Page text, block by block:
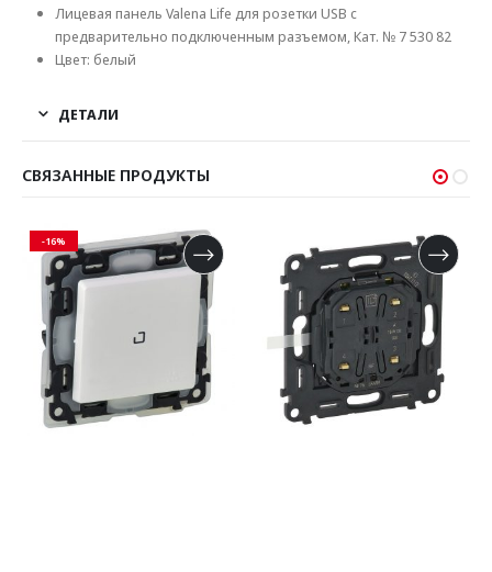
Лицевая панель Valena Life для розетки USB с
предварительно подключенным разъемом, Кат. № 7 530 82
Цвет: белый
ДЕТАЛИ
СВЯЗАННЫЕ ПРОДУКТЫ
-16%